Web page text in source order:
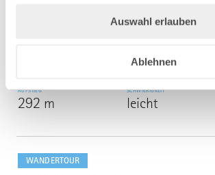
Auswahl erlauben
Ablehnen
Jakobsweg - Ost Etappe 2: Bad Wörishofen - Markt
5:57 h
AUFSTIEG
292 m
SCHWIERIGKEIT
leicht
WANDERTOUR
dazu